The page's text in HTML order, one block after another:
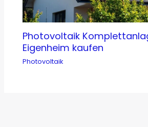
Photovoltaik
Eigenheim kaufen
Photovoltaik